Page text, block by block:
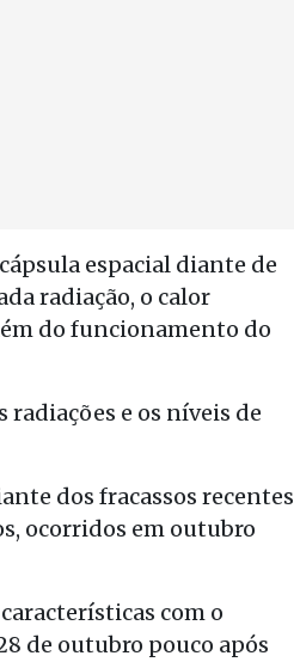
espacial diante de
radiação, o calor
do funcionamento do
radiações e os níveis de
dos fracassos recentes
ocorridos em outubro
com o
de outubro pouco após